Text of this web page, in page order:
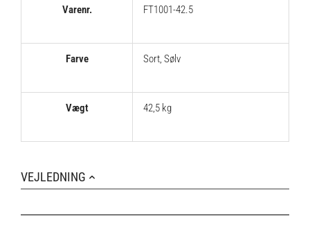
Varenr. FT1001-42.5
Farve Sort, Sølv
Vægt 42,5 kg
VEJLEDNING